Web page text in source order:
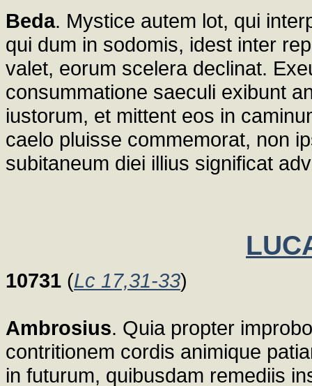
Beda. Mystice autem lot, qui
qui dum in sodomis, idest inter
valet, eorum scelera declinat.
consummatione saeculi exibunt
iustorum, et mittent eos in
caelo pluisse commemorat, non
subitaneum diei illius significat
10731 (Lc 17,31-33)
Ambrosius. Quia propter
contritionem cordis animique
in futurum, quibusdam remediis